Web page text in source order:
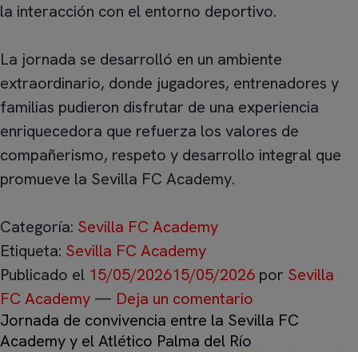
la interacción con el entorno deportivo.
La jornada se desarrolló en un ambiente
extraordinario, donde jugadores, entrenadores y
familias pudieron disfrutar de una experiencia
enriquecedora que refuerza los valores de
compañerismo, respeto y desarrollo integral que
promueve la Sevilla FC Academy.
Categoría: Sevilla FC Academy
Etiqueta: Sevilla FC Academy
Publicado el 15/05/202615/05/2026 por Sevilla
FC Academy — Deja un comentario
Jornada de convivencia entre la Sevilla FC
Academy y el Atlético Palma del Río